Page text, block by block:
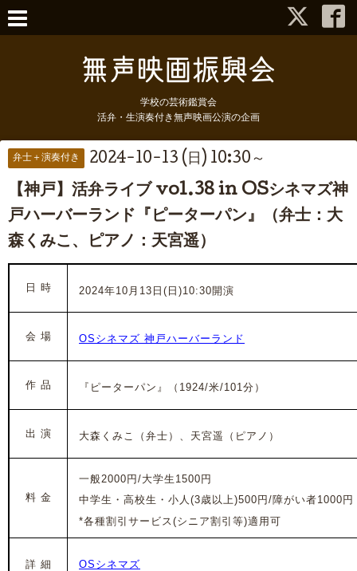
学校の芸術鑑賞会
活弁・生演奏付き無声映画公演の企画
弁士＋演奏付き 2024-10-13 (日) 10:30～
【神戸】活弁ライブ vol.38 in OSシネマズ神
戸ハーバーランド『ピーターパン』（弁士：大
森くみこ、ピアノ：天宮遥）
日 時 2024年10月13日(日)10:30開演
会 場 OSシネマズ 神戸ハーバーランド
作 品 『ピーターパン』（1924/米/101分）
出 演 大森くみこ（弁士）、天宮遥（ピアノ）
料 金
一般2000円/大学生1500円
中学生・高校生・小人(3歳以上)500円/障がい者1000円
*各種割引サービス(シニア割引等)適用可
詳 細 OSシネマズ